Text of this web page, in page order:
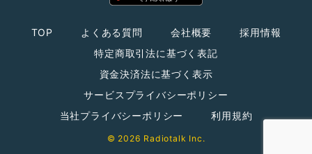
TOP よくある質問 会社概要
採用情報
特定商取引法に基づく表記
資金決済法に基づく表示
サービスプライバシーポリシー
当社プライバシーポリシー
利用規約
© 2026 Radiotalk Inc.